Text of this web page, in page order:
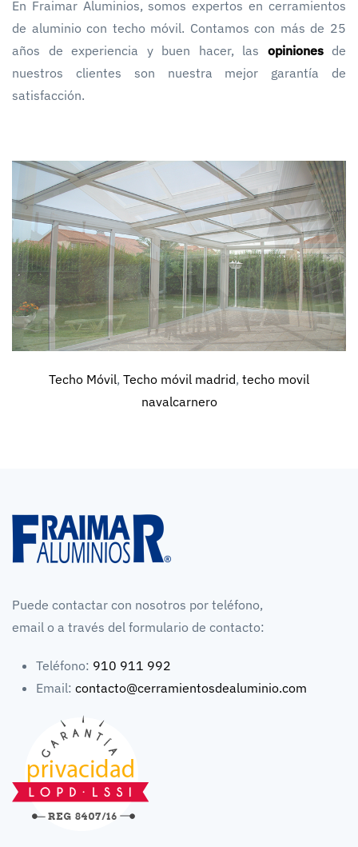
En Fraimar Aluminios, somos expertos en cerramientos
de aluminio con techo móvil. Contamos con más de 25
años de experiencia y buen hacer, las opinionesde
nuestros clientes son nuestra mejor garantía de
satisfacción.
Techo Móvil, Techo móvil madrid, techo movil
navalcarnero
Puede contactar con nosotros por teléfono,
email o a través del formulario de contacto:
Teléfono: 910 911 992
Email: contacto@cerramientosdealuminio.com